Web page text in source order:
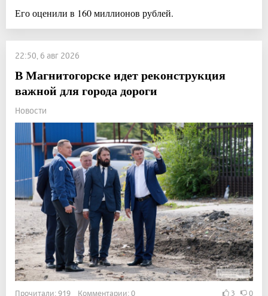
Его оценили в 160 миллионов рублей.
22:50, 6 авг 2026
В Магнитогорске идет реконструкция
важной для города дороги
Новости
Прочитали: 919 Комментарии: 0 3 0